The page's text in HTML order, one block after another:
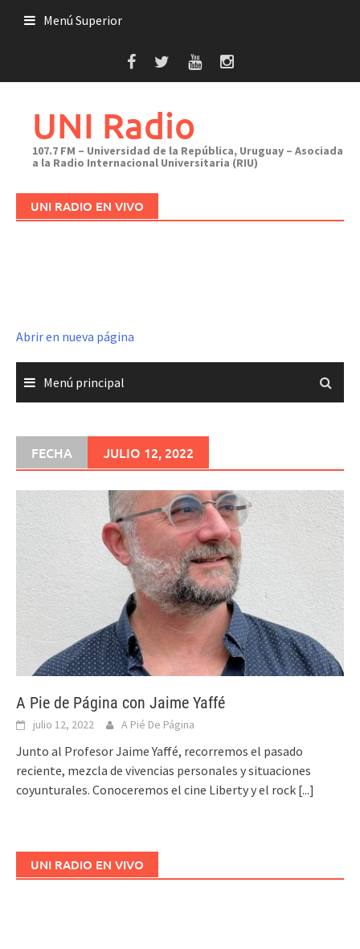
Menú Superior
UNI Radio
107.7 FM – Universidad de la República, Uruguay – Asociada
a la Radio Internacional Universitaria (RIU)
UNI RADIO EN VIVO
Abrir en nueva página
Menú principal
FECHA JULIO 12, 2022
A Pie de Página con Jaime Yaffé
julio 12, 2022 A Pié De Página
Junto al Profesor Jaime Yaffé, recorremos el pasado
reciente, mezcla de vivencias personales y situaciones
coyunturales. Conoceremos el cine Liberty y el rock [...]
UNI RADIO EN VIVO